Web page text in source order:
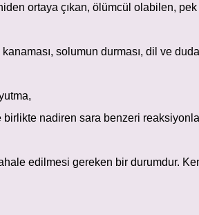
ortaya çıkan, ölümcül olabilen,
solumun durması, dil ve
birlikte nadiren sara benzeri
edilmesi gereken bir durumdur.